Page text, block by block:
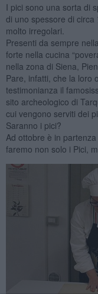
I pici sono una sorta di
di uno spessore di
molto irregolari.
Presenti da sempre
forte nella cucina
nella zona di Siena,
Pare, infatti, che la loro
testimonianza il
sito archeologico di
cui vengono serviti dei
Saranno i pici?
Ad ottobre è in
faremo non solo i Pici,